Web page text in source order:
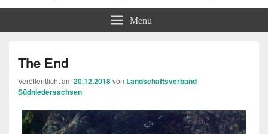
Menu
The End
Veröffentlicht am 20.12.2018von Landschaftsverband
Südniedersachsen